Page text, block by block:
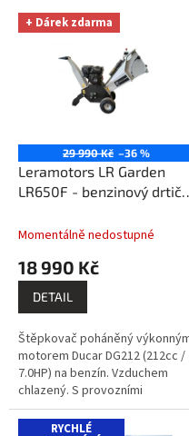
nV + Dárek zdarma
29 990 Kč –36 %
Leramotors LR Garden
LR650F - benzinový drtič
odesláním sestavíme a
po celé ČR dopravou DHL
+ 1x kvalitní olej 10W30 1l
Momentálně nedostupné
18 990 Kč
DETAIL
Štěpkovač poháněný
motorem Ducar DG212 (212cc /
7.0HP) na benzín. Vzduchem
chlazený. S provozními
otáčkami 3600 RPM a reverzním
startem. Zvládne větve až do
RYCHLÉ